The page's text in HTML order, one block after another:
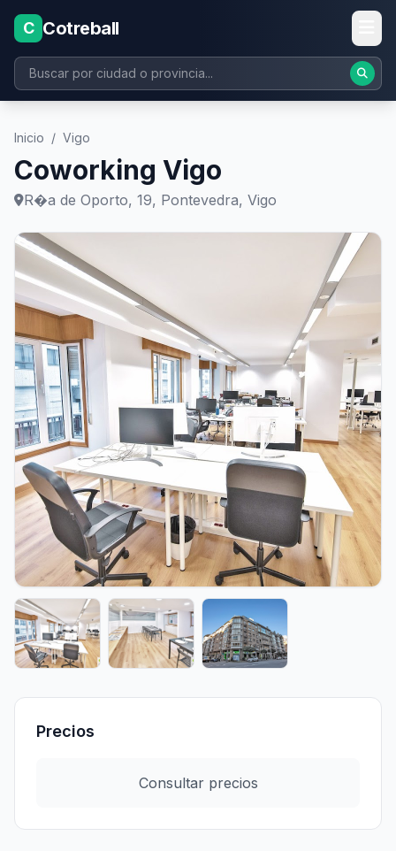
C Cotreball
Inicio / Vigo
Coworking Vigo
R�a de Oporto, 19, Pontevedra, Vigo
Precios
Consultar precios